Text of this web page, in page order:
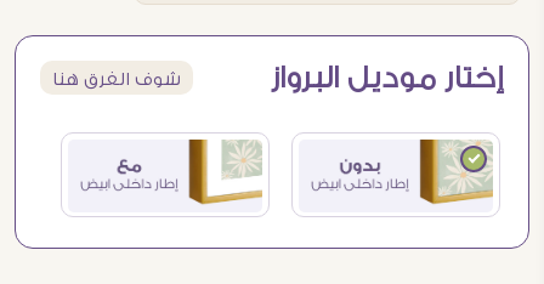
إختار موديل البرواز شوف الفرق هنا